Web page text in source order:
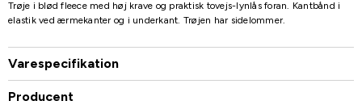
Trøje i blød fleece med høj krave og praktisk tovejs-lynlås foran. Kantbånd i
elastik ved ærmekanter og i underkant. Trøjen har sidelommer.
Varespecifikation
Producent